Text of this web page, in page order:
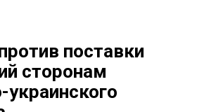
поставки
сторонам
украинского